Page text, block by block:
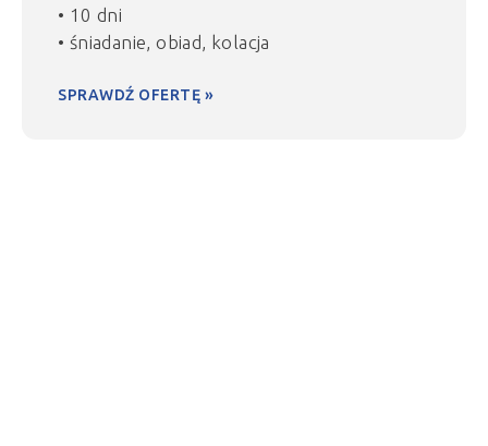
• 10 dni
• śniadanie, obiad, kolacja
SPRAWDŹ OFERTĘ »